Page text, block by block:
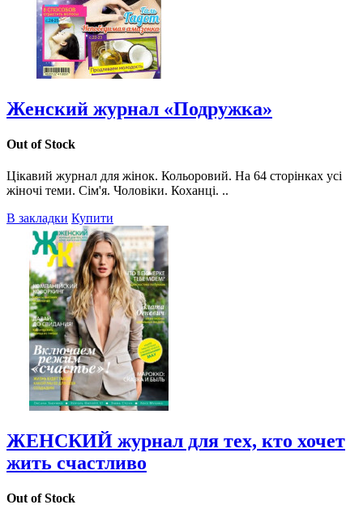
Женский журнал «Подружка»
Out of Stock
Цікавий журнал для жінок. Кольоровий. На 64 сторінках усі
жіночі теми. Сім'я. Чоловіки. Коханці. ..
В закладки Купити
ЖЕНСКИЙ журнал для тех, кто хочет
жить счастливо
Out of Stock